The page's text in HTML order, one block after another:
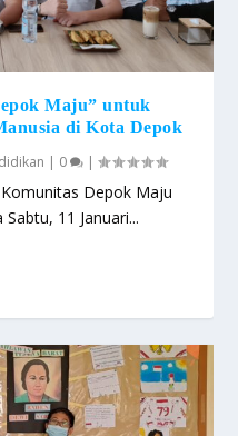
Maju” untuk
di Kota Depok
| 0 |
Depok Maju
11 Januari...